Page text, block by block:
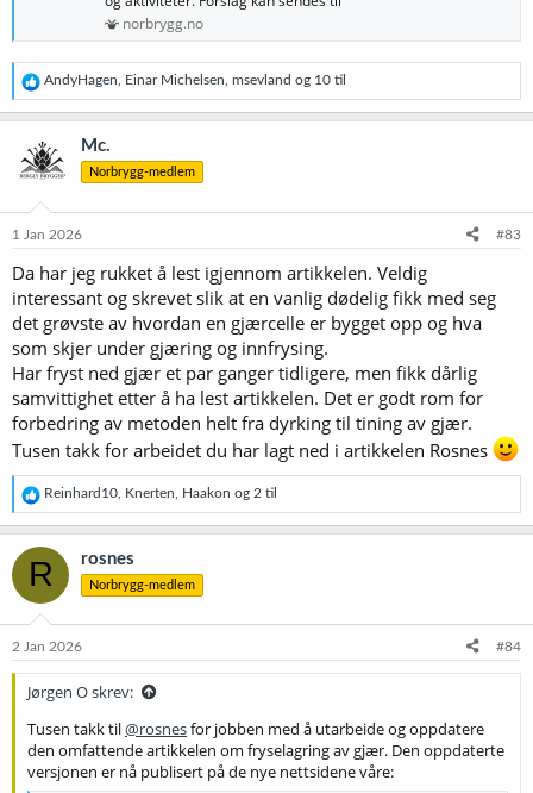
norbrygg.no
R
e
a
s
j
e
:
AndyHagen Einar Michelsen msevland og 10 til
Mc.
Norbrygg-medlem
1 Jan 2026 #83
Da har jeg rukket å lest igjennom artikkelen. Veldig
interessant og skrevet slik at en vanlig dødelig fikk med seg
det grøvste av hvordan en gjærcelle er bygget opp og hva
som skjer under gjæring og innfrysing.
Har fryst ned gjær et par ganger tidligere, men fikk dårlig
samvittighet etter å ha lest artikkelen. Det er godt rom for
forbedring av metoden helt fra dyrking til tining av gjær.
Tusen takk for arbeidet du har lagt ned i artikkelen Rosnes
R
e
a
k
s
j
o
e
Reinhard10 Knerten Haakon og 2 til
R rosnes
Norbrygg-medlem
2 Jan 2026 #84
Jørgen O skrev:
Tusen takk til@rosnesfor jobben med å utarbeide og oppdatere
den omfattende artikkelen om fryselagring av gjær. Den oppdaterte
versjonen er nå publisert på de nye nettsidene våre: